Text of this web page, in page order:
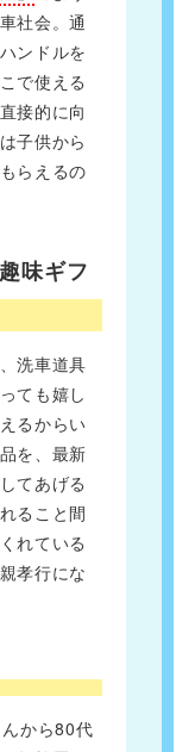
社会。通
ンドルを
で使える
接的に向
子供から
らえるの
味ギフ
洗車道具
ても嬉し
るからい
を、最新
てあげる
ること間
れている
孝行にな
から80代